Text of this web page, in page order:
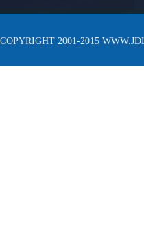
COPYRIGHT 2001-2015